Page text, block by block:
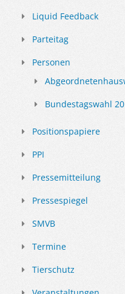
Liquid Feedback
Parteitag
Personen
Bundestagswahl
Positionspapiere
PPI
Pressemitteilung
Pressespiegel
SMVB
Termine
Tierschutz